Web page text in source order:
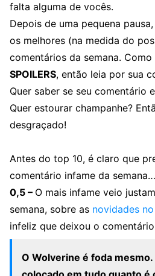
falta alguma de vocês.
Depois de uma pequena
os melhores (na medida do
comentários da semana.
SPOILERS, então leia por sua
Quer saber se seu comentário
Quer estourar champanhe?
desgraçado!
Antes do top 10, é claro que
comentário infame da semana…
0,5 – O mais infame veio
semana, sobre as novidades
infeliz que deixou o
O Wolverine é foda